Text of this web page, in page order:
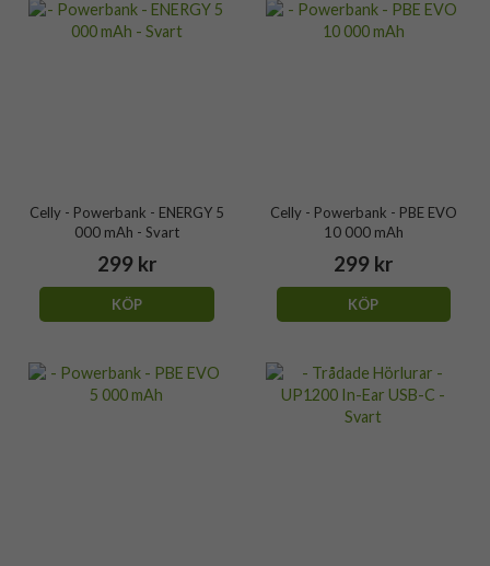
Celly - Powerbank - ENERGY 5
000 mAh - Svart
299 kr
KÖP
Celly - Powerbank - PBE EVO
10 000 mAh
299 kr
KÖP